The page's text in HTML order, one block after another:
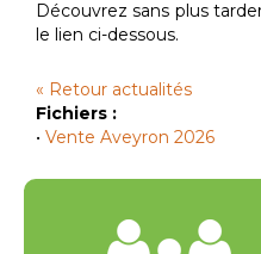
Découvrez sans plus
le lien ci-dessous.
« Retour actualités
Fichiers :
• Vente Aveyron 2026